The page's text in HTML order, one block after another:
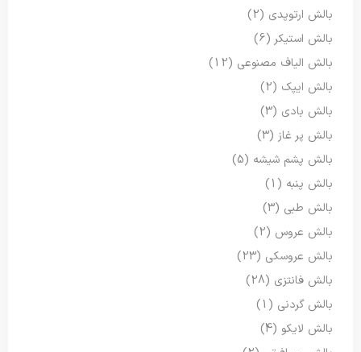
بالش ارتوپدی (2)
بالش استیکر (6)
بالش الیاف مصنوعی (12)
بالش ایپک (2)
بالش بادی (3)
بالش پر غاز (3)
بالش پشم شیشه (5)
بالش پنبه (1)
بالش طبی (3)
بالش عروس (2)
بالش عروسکی (23)
بالش فانتزی (28)
بالش گردنی (1)
بالش لایکو (4)